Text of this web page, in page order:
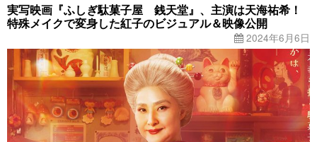
実写映画『ふしぎ駄菓子屋 銭天堂』、主演は天海祐希！
特殊メイクで変身した紅子のビジュアル＆映像公開
2024年6月6日